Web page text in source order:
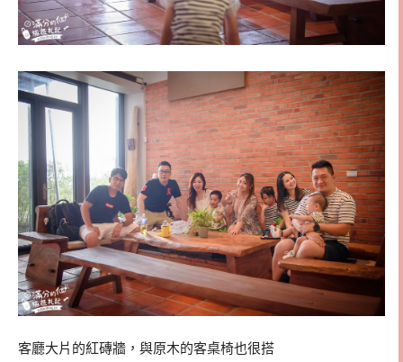
客廳大片的紅磚牆，與原木的客桌椅也很搭